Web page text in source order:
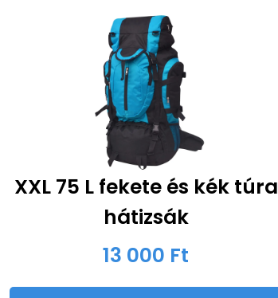
XXL 75 L fekete és kék túra
hátizsák
13 000 Ft